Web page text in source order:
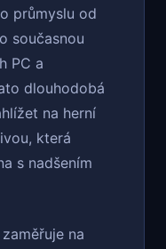
průmyslu od
současnou
PC a
dlouhodobá
na herní
která
s nadšením
na